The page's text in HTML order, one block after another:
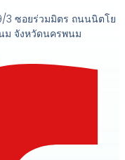
3 ซอยร่วมมิตร ถนนนิตโย
ม จังหวัดนครพนม